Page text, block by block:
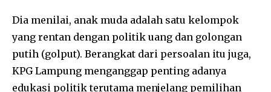
Dia menilai, anak muda adalah satu kelompok
yang rentan dengan politik uang dan golongan
putih (golput). Berangkat dari persoalan itu juga,
KPG Lampung menganggap penting adanya
edukasi politik terutama menjelang pemilihan